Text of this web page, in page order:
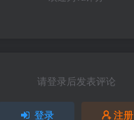
请登录后发表评论
登录 注册